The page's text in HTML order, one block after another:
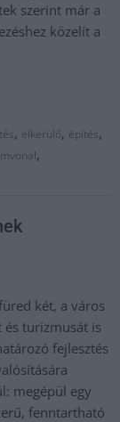
szerint már a
közelít a
, elkerülő, építés,
,
két, a város
és turizmusát is
fejlesztés
megépül egy
fenntartható